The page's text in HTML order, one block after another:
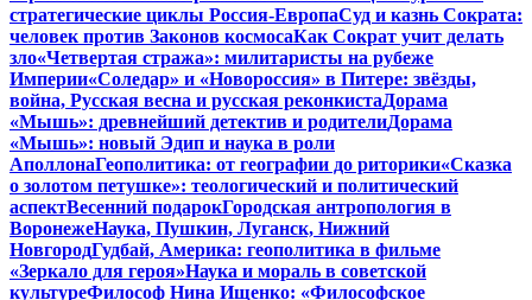
стратегические циклы Россия-ЕвропаСуд и казнь Сократа:
человек против Законов космосаКак Сократ учит делать
зло«Четвертая стража»: милитаристы на рубеже
Империи«Соледар» и «Новороссия» в Питере: звёзды,
война, Русская весна и русская реконкистаДорама
«Мышь»: древнейший детектив и родителиДорама
«Мышь»: новый Эдип и наука в роли
АполлонаГеополитика: от географии до риторики«Сказка
о золотом петушке»: теологический и политический
аспектВесенний подарокГородская антропология в
ВоронежеНаука, Пушкин, Луганск, Нижний
НовгородГудбай, Америка: геополитика в фильме
«Зеркало для героя»Наука и мораль в советской
культуреФилософ Нина Ищенко: «Философское